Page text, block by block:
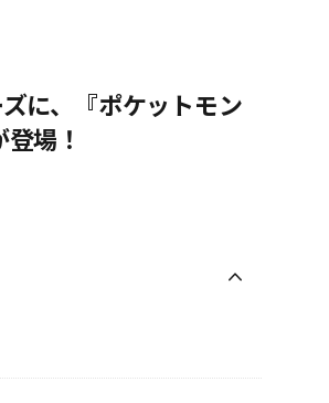
に、『ポケットモン
場！